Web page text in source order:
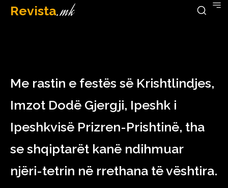
Revista.mk
December 24, 2022
Me rastin e festës së Krishtlindjes,
Imzot Dodë Gjergji, Ipeshk i
Ipeshkvisë Prizren-Prishtinë, tha
se shqiptarët kanë ndihmuar
njëri-tetrin në rrethana të vështira.